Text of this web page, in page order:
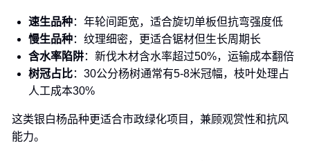
速生品种：年轮间距宽，适合旋切单板但抗弯强度低
慢生品种：纹理细密，更适合锯材但生长周期长
含水率陷阱：新伐木材含水率超过50%，运输成本翻倍
树冠占比：30公分杨树通常有5-8米冠幅，枝叶处理占
人工成本30%
这类银白杨品种更适合市政绿化项目，兼顾观赏性和抗风
能力。